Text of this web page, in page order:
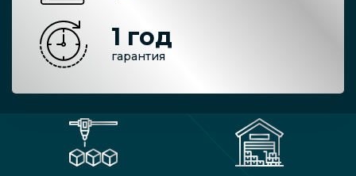
1 год
гарантия